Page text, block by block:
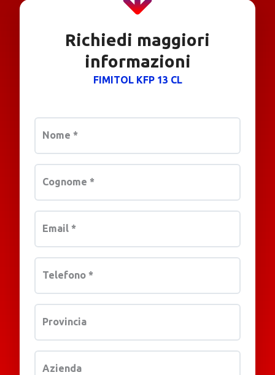
Richiedi maggiori
informazioni
FIMITOL KFP 13 CL
Nome *
Cognome *
Email *
Telefono *
Provincia
Azienda